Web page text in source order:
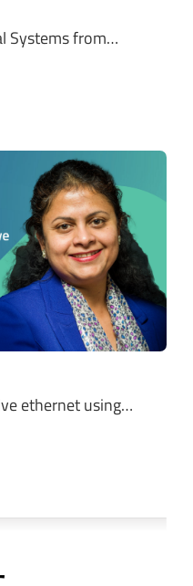
Systems from…
ethernet using…